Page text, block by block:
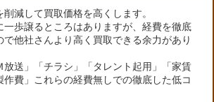
減して買取価格を高くします。
一歩譲るところはありますが、経費を徹底
他社さんより高く買取できる余力があり
放送」「チラシ」「タレント起用」「家賃
作費」これらの経費無しでの徹底した低コ